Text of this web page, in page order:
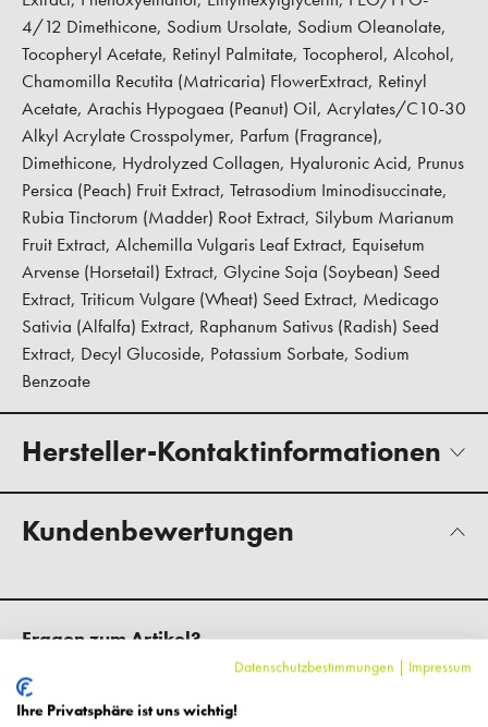
4/12 Dimethicone, Sodium Ursolate, Sodium Oleanolate,
Tocopheryl Acetate, Retinyl Palmitate, Tocopherol, Alcohol,
Chamomilla Recutita (Matricaria) FlowerExtract, Retinyl
Acetate, Arachis Hypogaea (Peanut) Oil, Acrylates/C10-30
Alkyl Acrylate Crosspolymer, Parfum (Fragrance),
Dimethicone, Hydrolyzed Collagen, Hyaluronic Acid, Prunus
Persica (Peach) Fruit Extract, Tetrasodium Iminodisuccinate,
Rubia Tinctorum (Madder) Root Extract, Silybum Marianum
Fruit Extract, Alchemilla Vulgaris Leaf Extract, Equisetum
Arvense (Horsetail) Extract, Glycine Soja (Soybean) Seed
Extract, Triticum Vulgare (Wheat) Seed Extract, Medicago
Sativia (Alfalfa) Extract, Raphanum Sativus (Radish) Seed
Extract, Decyl Glucoside, Potassium Sorbate, Sodium
Benzoate
Hersteller-Kontaktinformationen
Kundenbewertungen
Fragen zum Artikel?
Datenschutzbestimmungen | Impressum
Ihre Privatsphäre ist uns wichtig!